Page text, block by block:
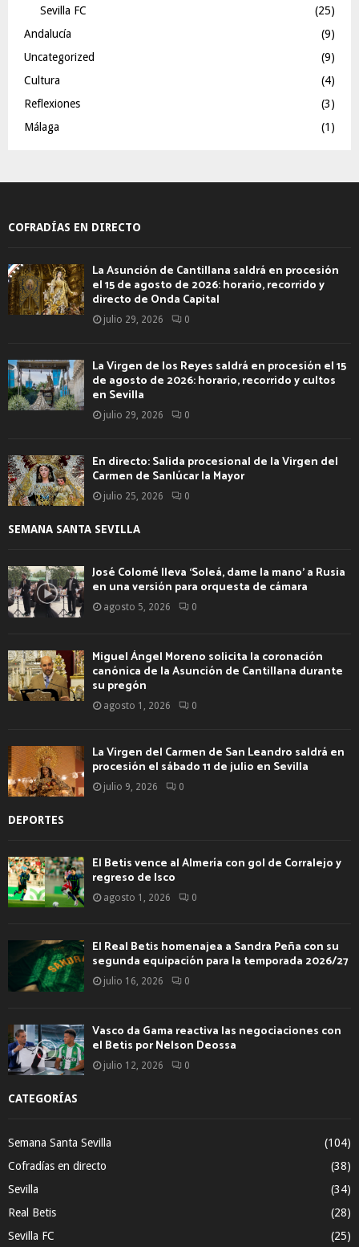
Sevilla FC
(25)
Andalucía
(9)
Uncategorized
(9)
Cultura
(4)
Reflexiones
(3)
Málaga
(1)
COFRADÍAS EN DIRECTO
La Asunción de Cantillana saldrá en procesión
el 15 de agosto de 2026: horario, recorrido y
directo de Onda Capital
julio 29, 2026 0
La Virgen de los Reyes saldrá en procesión el 15
de agosto de 2026: horario, recorrido y cultos
en Sevilla
julio 29, 2026 0
En directo: Salida procesional de la Virgen del
Carmen de Sanlúcar la Mayor
julio 25, 2026 0
SEMANA SANTA SEVILLA
José Colomé lleva ‘Soleá, dame la mano’ a Rusia
en una versión para orquesta de cámara
agosto 5, 2026 0
Miguel Ángel Moreno solicita la coronación
canónica de la Asunción de Cantillana durante
su pregón
agosto 1, 2026 0
La Virgen del Carmen de San Leandro saldrá en
procesión el sábado 11 de julio en Sevilla
julio 9, 2026 0
DEPORTES
El Betis vence al Almería con gol de Corralejo y
regreso de Isco
agosto 1, 2026 0
El Real Betis homenajea a Sandra Peña con su
segunda equipación para la temporada 2026/27
julio 16, 2026 0
Vasco da Gama reactiva las negociaciones con
el Betis por Nelson Deossa
julio 12, 2026 0
CATEGORÍAS
Semana Santa Sevilla
(104)
Cofradías en directo
(38)
Sevilla
(34)
Real Betis
(28)
Sevilla FC
(25)